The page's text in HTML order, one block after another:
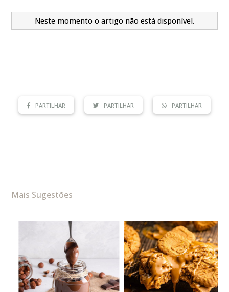
Neste momento o artigo não está disponível.
PARTILHAR PARTILHAR PARTILHAR
Mais Sugestões